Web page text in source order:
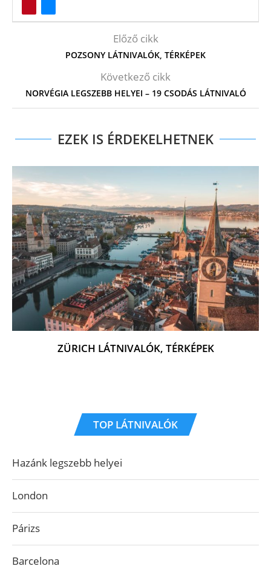
Előző cikk
POZSONY LÁTNIVALÓK, TÉRKÉPEK
Következő cikk
NORVÉGIA LEGSZEBB HELYEI – 19 CSODÁS LÁTNIVALÓ
EZEK IS ÉRDEKELHETNEK
ZÜRICH LÁTNIVALÓK, TÉRKÉPEK
TOP LÁTNIVALÓK
Hazánk legszebb helyei
London
Párizs
Barcelona